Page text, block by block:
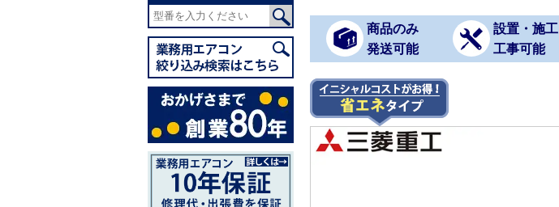
商品のみ
発送可能
設置・施工
工事可能